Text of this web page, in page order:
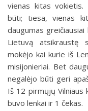
vienas kitas vokietis.
būti; tiesa, vienas
daugumas
Lietuvą atsikraustę
mokėjo kai kurie iš
misijonieriai. Bet
negalėjo būti geri
Iš 12 pirmųjų Vilniaus
buvo lenkai ir 1 čekas.